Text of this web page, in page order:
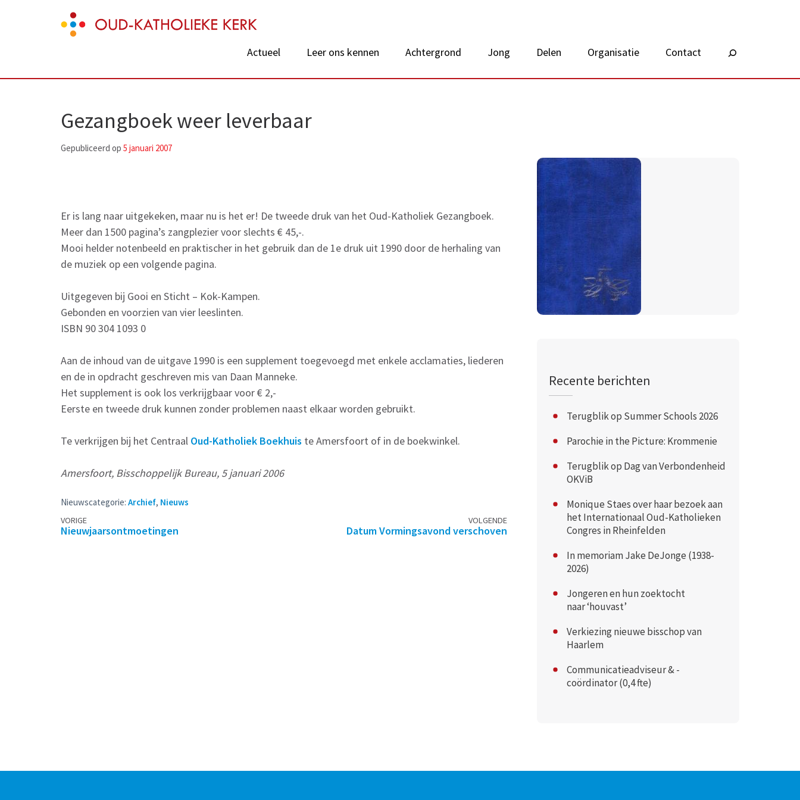
Oud-Katholieke Kerk van Nederland
Actueel Leer ons kennen Achtergrond Jong Delen Organisatie Contact Zoeken
Gezangboek weer leverbaar
Gepubliceerd op 5 januari 2007
Er is lang naar uitgekeken, maar nu is het er! De tweede druk van het Oud-Katholiek Gezangboek.
Meer dan 1500 pagina’s zangplezier voor slechts € 45,-.
Mooi helder notenbeeld en praktischer in het gebruik dan de 1e druk uit 1990 door de herhaling van
de muziek op een volgende pagina.
Uitgegeven bij Gooi en Sticht – Kok-Kampen.
Gebonden en voorzien van vier leeslinten.
ISBN 90 304 1093 0
Aan de inhoud van de uitgave 1990 is een supplement toegevoegd met enkele acclamaties, liederen
en de in opdracht geschreven mis van Daan Manneke.
Het supplement is ook los verkrijgbaar voor € 2,-
Eerste en tweede druk kunnen zonder problemen naast elkaar worden gebruikt.
Te verkrijgen bij het Centraal Oud-Katholiek Boekhuis te Amersfoort of in de boekwinkel.
Amersfoort, Bisschoppelijk Bureau, 5 januari 2006
Nieuwscategorie: Archief, Nieuws
Berichtennavigatie
VORIGE
Nieuwjaarsontmoetingen
VOLGENDE
Datum Vormingsavond verschoven
Recente berichten
Terugblik op Summer Schools 2026
Parochie in the Picture: Krommenie
Terugblik op Dag van Verbondenheid
OKViB
Monique Staes over haar bezoek aan
het Internationaal Oud-Katholieken
Congres in Rheinfelden
In memoriam Jake DeJonge (1938-
2026)
Jongeren en hun zoektocht
naar ‘houvast’
Verkiezing nieuwe bisschop van
Haarlem
Communicatieadviseur & -
coördinator (0,4 fte)